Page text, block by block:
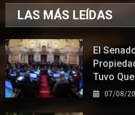
LAS MÁS LEÍDAS
El
Tuvo
07/08/